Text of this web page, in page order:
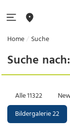
Home Suche
Suche nach:
Alle11322
Bildergalerie22